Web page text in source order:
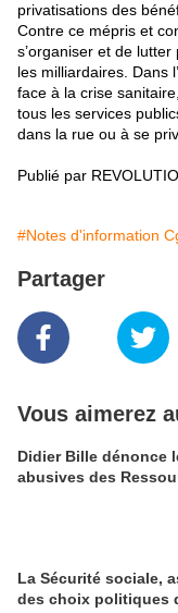
privatisations des
Contre ce mépris et
s’organiser et de
les milliardaires. Dans
face à la crise
tous les services
dans la rue ou à se
Publié par
#Notes d'information
Partager
Vous aimerez
Didier Bille dénonce
abusives des
La Sécurité sociale,
des choix politiques